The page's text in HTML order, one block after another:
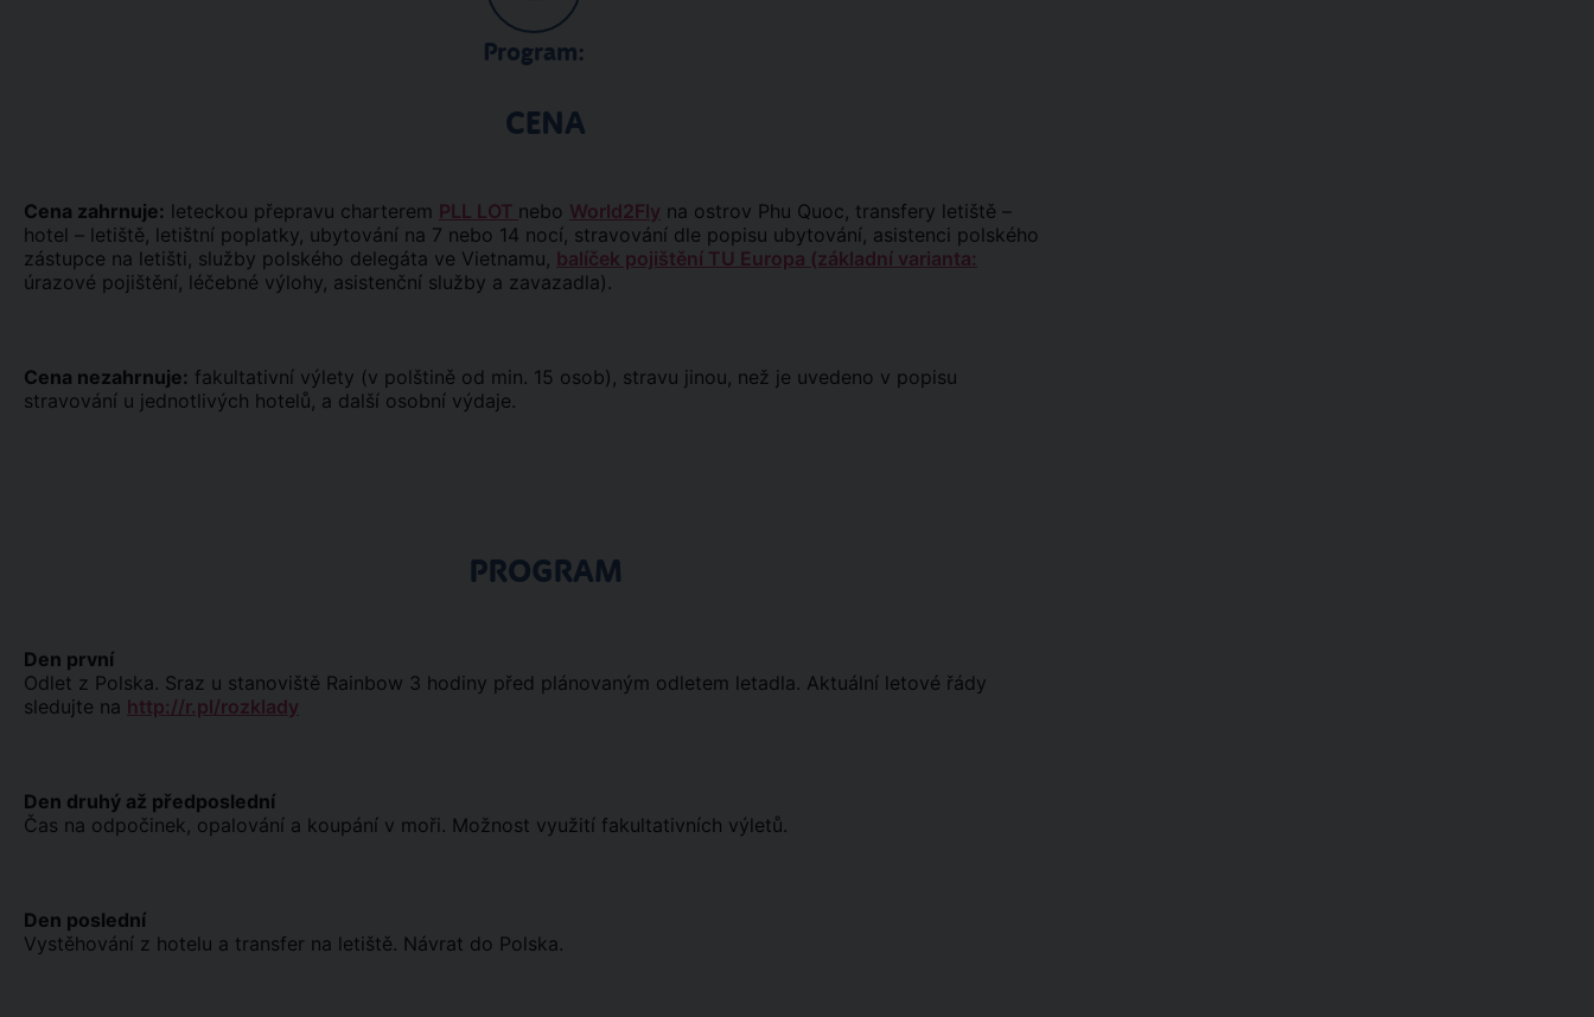
Program:
CENA
Cena zahrnuje: leteckou přepravu charterem PLL LOT nebo World2Fly na ostrov Phu Quoc, transfery letiště –
hotel – letiště, letištní poplatky, ubytování na 7 nebo 14 nocí, stravování dle popisu ubytování, asistenci polského
zástupce na letišti, služby polského delegáta ve Vietnamu, balíček pojištění TU Europa (základní varianta:
úrazové pojištění, léčebné výlohy, asistenční služby a zavazadla).
Cena nezahrnuje: fakultativní výlety (v polštině od min. 15 osob), stravu jinou, než je uvedeno v popisu
stravování u jednotlivých hotelů, a další osobní výdaje.
PROGRAM
Den první
Odlet z Polska. Sraz u stanoviště Rainbow 3 hodiny před plánovaným odletem letadla. Aktuální letové řády
sledujte na http://r.pl/rozklady
Den druhý až předposlední
Čas na odpočinek, opalování a koupání v moři. Možnost využití fakultativních výletů.
Den poslední
Vystěhování z hotelu a transfer na letiště. Návrat do Polska.